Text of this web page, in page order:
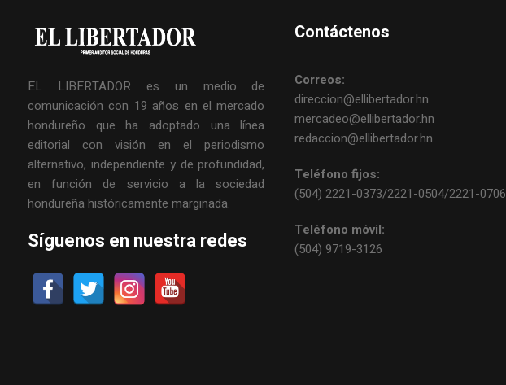
EL LIBERTADOR es un medio de
comunicación con 19 años en el mercado
hondureño que ha adoptado una línea
editorial con visión en el periodismo
alternativo, independiente y de profundidad,
en función de servicio a la sociedad
hondureña históricamente marginada.
Síguenos en nuestra redes
Contáctenos
Correos:
direccion@ellibertador.hn
mercadeo@ellibertador.hn
redaccion@ellibertador.hn
Teléfono fijos:
(504) 2221-0373/2221-0504/2221-0706
Teléfono móvil:
(504) 9719-3126